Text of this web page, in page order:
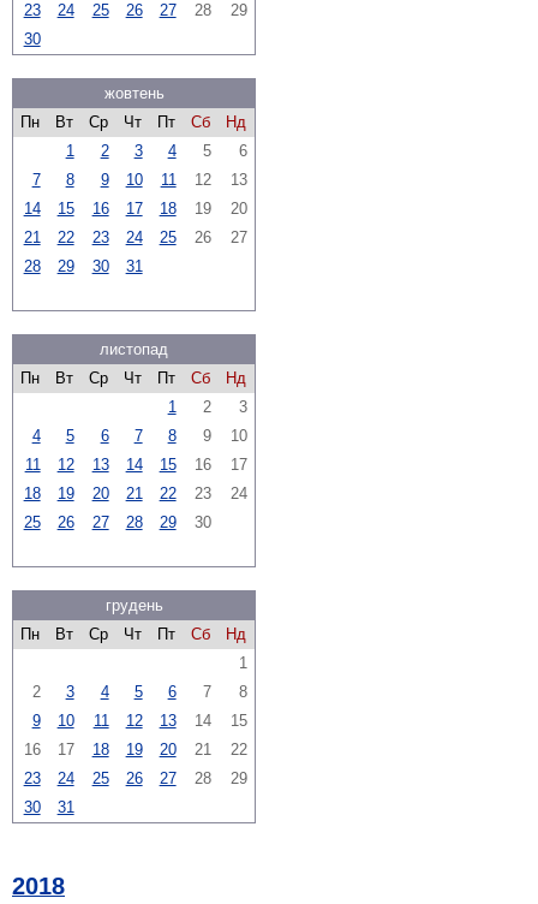
23
24 25 26 27 28
29
30
жовтень
Пн
Вт Ср Чт Пт Сб
Нд
1
2 3 4 5
6
7
8 9 10 11 12
13
14
15 16 17 18 19
20
21
22 23 24 25 26
27
28
29 30 31
листопад
Пн
Вт Ср Чт Пт Сб
Нд
1
2
3
4
5 6 7 8 9
10
11
12 13 14 15 16
17
18
19 20 21 22 23
24
25
26 27 28 29 30
грудень
Пн
Вт Ср Чт Пт Сб
Нд
1
2
3 4 5 6 7
8
9
10 11 12 13 14
15
16
17 18 19 20 21
22
23
24 25 26 27 28
29
30
31
2018